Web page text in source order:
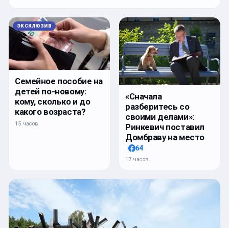
ЭКСКЛЮЗИВ
Семейное пособие на
детей по-новому:
кому, сколько и до
какого возраста?
15 часов
«Сначала
разберитесь со
своими делами»:
Ринкевич поставил
Домбраву на место
64
17 часов